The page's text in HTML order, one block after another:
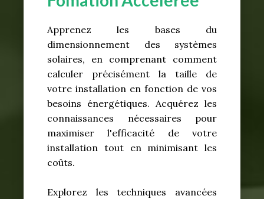
Apprenez les bases du
dimensionnement des systèmes
solaires, en comprenant comment
calculer précisément la taille de
votre installation en fonction de vos
besoins énergétiques. Acquérez les
connaissances nécessaires pour
maximiser l'efficacité de votre
installation tout en minimisant les
coûts.
Explorez les techniques avancées